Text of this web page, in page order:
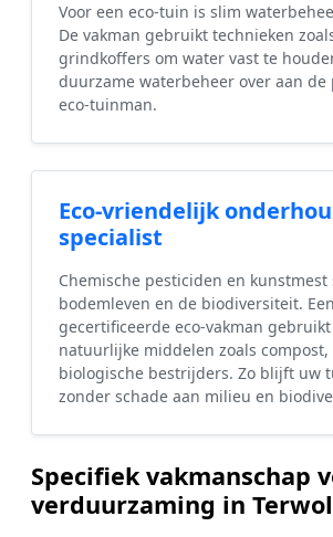
Voor een eco-tuin is slim
De vakman gebruikt technieken
grindkoffers om water vast te
duurzame waterbeheer over aan de
eco-tuinman.
Eco-vriendelijk
specialist
Chemische pesticiden en
bodemleven en de biodiversiteit. Een
gecertificeerde eco-vakman
natuurlijke middelen zoals
biologische bestrijders. Zo blijft uw
zonder schade aan milieu en
Specifiek vakmanschap
verduurzaming in